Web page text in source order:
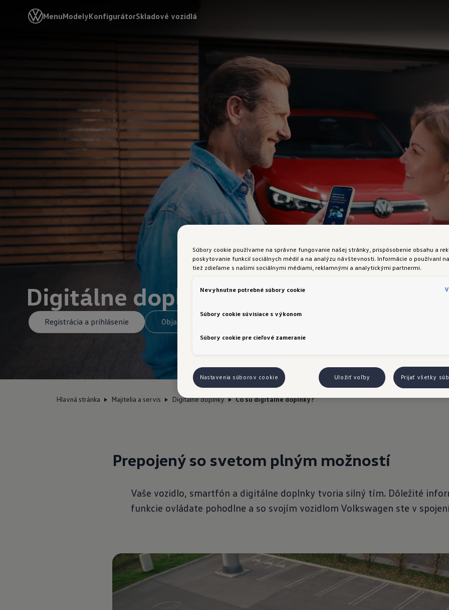
MenuModelyKonfigurátorSkladové vozidlá
Digitálne doplnky aktivácia a
Registrácia a prihlásenie Objavte služby pre váš model
Hlavná stránka Majitelia a servis Digitálne doplnky Čo sú digitálne doplnky?
Prepojený so svetom plným možností
Vaše vozidlo, smartfón a digitálne doplnky tvoria silný tím. Dôležité
funkcie ovládate pohodlne a so svojím vozidlom Volkswagen ste v
Súbory cookie používame na správne fungovanie našej stránky, prispôsobenie obsahu a
poskytovanie funkcií sociálnych médií a na analýzu návštevnosti. Informácie o používaní
tiež zdieľame s našimi sociálnymi médiami, reklamnými a analytickými partnermi.
Nevyhnutne potrebné súbory cookie
Súbory cookie súvisiace s výkonom
Súbory cookie pre cieľové zameranie
Nastavenia súborov cookie Uložiť voľby Prijať všetky